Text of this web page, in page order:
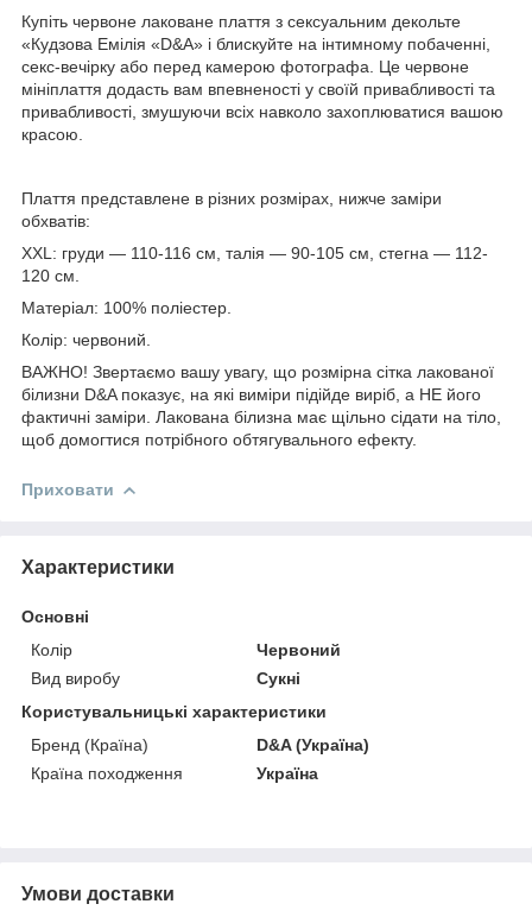
Купіть червоне лаковане плаття з сексуальним декольте
«Кудзова Емілія «D&A» і блискуйте на інтимному побаченні,
секс-вечірку або перед камерою фотографа. Це червоне
мініплаття додасть вам впевненості у своїй привабливості та
привабливості, змушуючи всіх навколо захоплюватися вашою
красою.
Плаття представлене в різних розмірах, нижче заміри
обхватів:
XXL: груди — 110-116 см, талія — 90-105 см, стегна — 112-
120 см.
Матеріал: 100% поліестер.
Колір: червоний.
ВАЖНО! Звертаємо вашу увагу, що розмірна сітка лакованої
білизни D&A показує, на які виміри підійде виріб, а НЕ його
фактичні заміри. Лакована білизна має щільно сідати на тіло,
щоб домогтися потрібного обтягувального ефекту.
Приховати
Характеристики
Основні
Колір
Червоний
Вид виробу
Сукні
Користувальницькі характеристики
Бренд (Країна)
D&A (Україна)
Країна походження
Україна
Умови доставки